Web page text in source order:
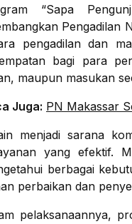
“Sapa
Pengadilan
pengadilan dan
bagi para
maupun masukan
Juga: PN Makassar
menjadi sarana
yang efektif.
berbagai
perbaikan dan
pelaksanaannya,